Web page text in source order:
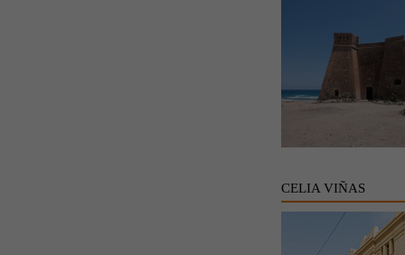
CELIA VIÑAS